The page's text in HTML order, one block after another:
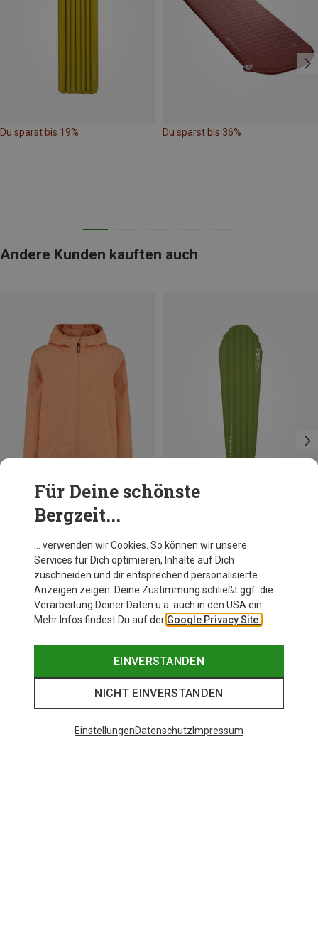
Du sparst bis 19% Du sparst bis 36%
Andere Kunden kauften auch
+2
Kinder Hoodie Parka
128 140
Für Deine schönste
Bergzeit...
… verwenden wir Cookies. So können wir unsere
Services für Dich optimieren, Inhalte auf Dich
zuschneiden und dir entsprechend personalisierte
Anzeigen zeigen. Deine Zustimmung schließt ggf. die
Verarbeitung Deiner Daten u.a. auch in den USA ein.
Mehr Infos findest Du auf der Google Privacy Site.
EINVERSTANDEN
NICHT EINVERSTANDEN
EinstellungenDatenschutz Impressum